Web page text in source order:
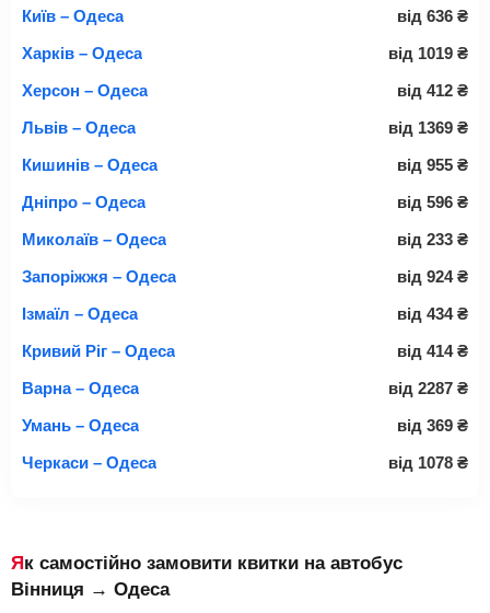
Київ – Одеса від 636 ₴
Харків – Одеса
від 1019 ₴
Херсон – Одеса
від 412 ₴
Львів – Одеса
від 1369 ₴
Кишинів – Одеса
від 955 ₴
Дніпро – Одеса
від 596 ₴
Миколаїв – Одеса
від 233 ₴
Запоріжжя – Одеса
від 924 ₴
Ізмаїл – Одеса
від 434 ₴
Кривий Ріг – Одеса
від 414 ₴
Варна – Одеса
від 2287 ₴
Умань – Одеса
від 369 ₴
Черкаси – Одеса
від 1078 ₴
Як самостійно замовити квитки на автобус
Вінниця → Одеса